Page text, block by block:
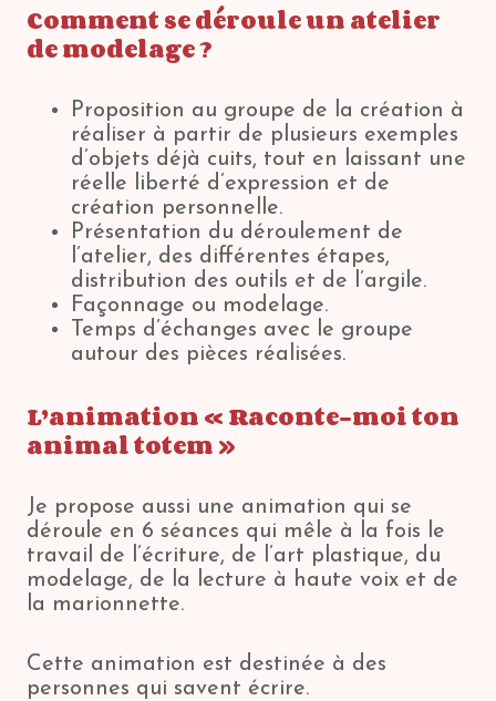
Comment se déroule un atelier
de modelage?
Proposition au groupe de la création à
réaliser à partir de plusieurs exemples
d’objets déjà cuits, tout en laissant une
réelle liberté d’expression et de
création personnelle.
Présentation du déroulement de
l’atelier, des différentes étapes,
distribution des outils et de l’argile.
Façonnage ou modelage.
Temps d’échanges avec le groupe
autour des pièces réalisées.
L’animation « Raconte-moiton
animal totem »
Je propose aussi une animation qui se
déroule en 6 séances qui mêle à la fois le
travail de l’écriture, de l’art plastique, du
modelage, de la lecture à haute voix et de
la marionnette.
Cette animation est destinée à des
personnes qui savent écrire.